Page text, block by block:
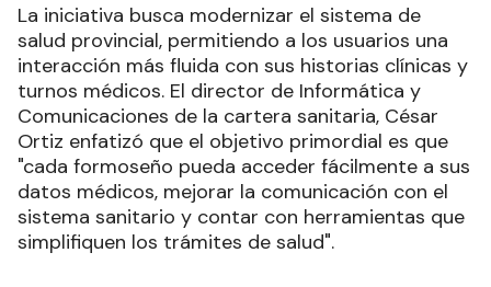
La iniciativa busca modernizar el sistema de
salud provincial, permitiendo a los usuarios una
interacción más fluida con sus historias clínicas y
turnos médicos. El director de Informática y
Comunicaciones de la cartera sanitaria, César
Ortiz enfatizó que el objetivo primordial es que
"cada formoseño pueda acceder fácilmente a sus
datos médicos, mejorar la comunicación con el
sistema sanitario y contar con herramientas que
simplifiquen los trámites de salud".